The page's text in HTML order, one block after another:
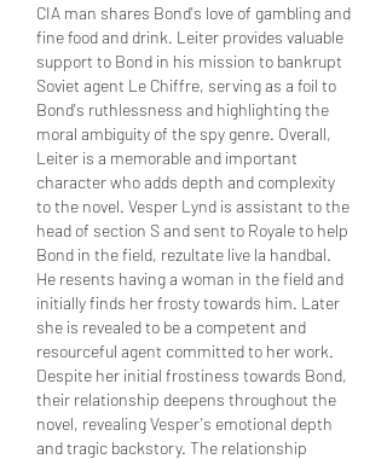
CIA man shares Bond's love of gambling and
fine food and drink. Leiter provides valuable
support to Bond in his mission to bankrupt
Soviet agent Le Chiffre, serving as a foil to
Bond's ruthlessness and highlighting the
moral ambiguity of the spy genre. Overall,
Leiter is a memorable and important
character who adds depth and complexity
to the novel. Vesper Lynd is assistant to the
head of section S and sent to Royale to help
Bond in the field, rezultate live la handbal.
He resents having a woman in the field and
initially finds her frosty towards him. Later
she is revealed to be a competent and
resourceful agent committed to her work.
Despite her initial frostiness towards Bond,
their relationship deepens throughout the
novel, revealing Vesper's emotional depth
and tragic backstory. The relationship